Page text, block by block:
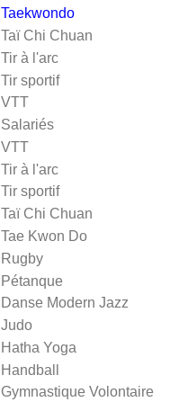
Taekwondo
Taï Chi Chuan
Tir à l'arc
Tir sportif
VTT
Salariés
VTT
Tir à l'arc
Tir sportif
Taï Chi Chuan
Tae Kwon Do
Rugby
Pétanque
Danse Modern Jazz
Judo
Hatha Yoga
Handball
Gymnastique Volontaire